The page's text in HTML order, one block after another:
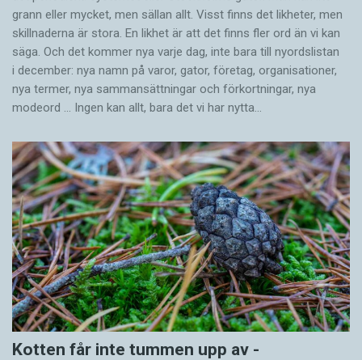
grann eller mycket, men sällan allt. Visst finns det likheter, men
skillnaderna är stora. En likhet är att det finns fler ord än vi kan
säga. Och det kommer nya varje dag, inte bara till nyordslistan
i december: nya namn på varor, gator, företag, organisationer,
nya termer, nya samman­sättningar och förkortningar, nya
modeord … Ingen kan allt, bara det vi har nytta…
Kotten får inte tummen upp av ­